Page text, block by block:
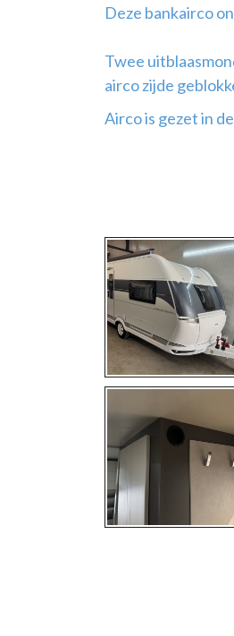
Deze bankairco
Twee
airco zijde
Airco is gezet in